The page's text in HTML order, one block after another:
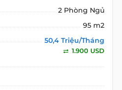
2 Phòng Ngủ
95 m2
50,4 Triệu/Tháng
1.900 USD